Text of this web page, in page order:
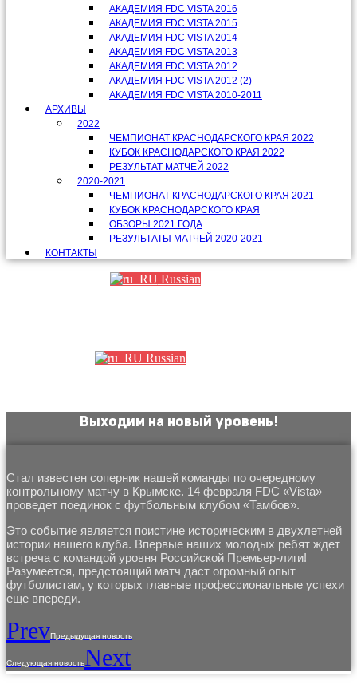
АКАДЕМИЯ FDC VISTA 2016
АКАДЕМИЯ FDC VISTA 2015
АКАДЕМИЯ FDC VISTA 2014
АКАДЕМИЯ FDC VISTA 2013
АКАДЕМИЯ FDC VISTA 2012
АКАДЕМИЯ FDC VISTA 2012 (2)
АКАДЕМИЯ FDC VISTA 2010-2011
АРХИВЫ
2022
ЧЕМПИОНАТ КРАСНОДАРСКОГО КРАЯ 2022
КУБОК КРАСНОДАРСКОГО КРАЯ 2022
РЕЗУЛЬТАТ МАТЧЕЙ 2022
2020-2021
ЧЕМПИОНАТ КРАСНОДАРСКОГО КРАЯ 2021
КУБОК КРАСНОДАРСКОГО КРАЯ
ОБЗОРЫ 2021 ГОДА
РЕЗУЛЬТАТЫ МАТЧЕЙ 2020-2021
КОНТАКТЫ
Russian
Russian
Выходим на новый уровень!
Стал известен соперник нашей команды по очередному
контрольному матчу в Крымске. 14 февраля FDC «Vista»
проведет поединок с футбольным клубом «Тамбов».
Это событие является поистине историческим в двухлетней
истории нашего клуба. Впервые наших молодых ребят ждет
встреча с командой уровня Российской Премьер-лиги!
Разумеется, предстоящий матч даст огромный опыт
футболистам, у которых главные профессиональные успехи
еще впереди.
PrevПредыдущая новость
Следующая новостьNext